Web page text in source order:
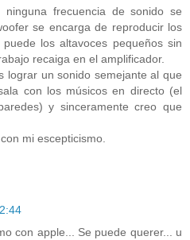
frecuencia de sonido se
se encarga de reproducir los
los altavoces pequeños sin
recaiga en el amplificador.
lograr un sonido semejante al que
con los músicos en directo (el
y sinceramente creo que
mi escepticismo.
con apple... Se puede querer... u